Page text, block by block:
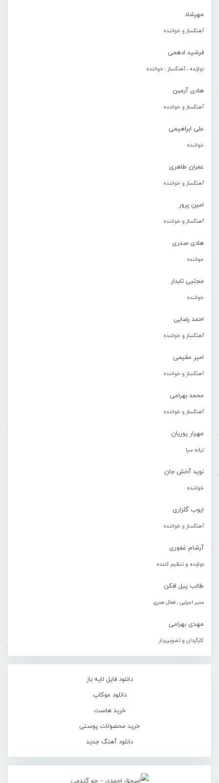
مهرشاد
آهنگساز و خواننده
فرشید ادهمی
نوازنده ، آهنگساز ، خواننده
هادی آرمین
آهنگساز و خواننده
علی ابراهیمی
خواننده
عمران طاهری
آهنگساز و خواننده
امین پرور
آهنگساز و خواننده
هادی صدری
خواننده
مجتبی تابدار
خواننده
احمد رضایی
آهنگساز و خواننده
امیر مقیمی
آهنگساز و خواننده
محمد بهرامی
آهنگساز و خواننده
مهیار پوریان
ترانه سرا
نوید آخش جان
خواننده
ایوب گلزاری
آهنگساز و خواننده
آرشام غفوری
نوازنده و تنظیم کننده
طالب پیل افکن
مدیر اجرایی ، فعال هنری
مهدی بهرامی
کارگردان و تصویربردار
دانلود فایل لایه باز
دانلود موکاپ
خرید هاست
خرید محصولات پوستی
دانلود آهنگ جدید